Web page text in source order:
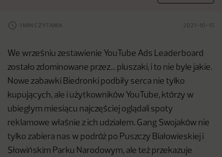
1 MIN CZYTANIA 2021-10-15
We wrześniu zestawienie YouTube Ads Leaderboard
zostało zdominowane przez… pluszaki, i to nie byle jakie.
Nowe zabawki Biedronki podbiły serca nie tylko
kupujących, ale i użytkowników YouTube, którzy w
ubiegłym miesiącu najczęściej oglądali spoty
reklamowe właśnie z ich udziałem. Gang Swojaków nie
tylko zabiera nas w podróż po Puszczy Białowieskiej i
Słowińskim Parku Narodowym, ale też przekazuje